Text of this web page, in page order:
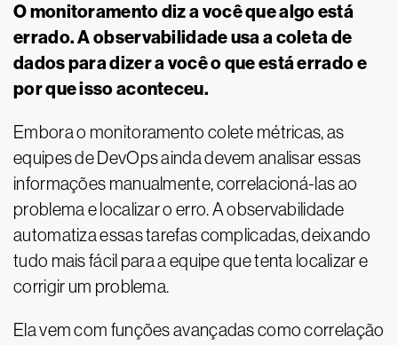
O monitoramento diz a você que algo está
errado. A observabilidade usa a coleta de
dados para dizer a você o que está errado e
por que isso aconteceu.
Embora o monitoramento colete métricas, as
equipes de DevOps ainda devem analisar essas
informações manualmente, correlacioná-las ao
problema e localizar o erro. A observabilidade
automatiza essas tarefas complicadas, deixando
tudo mais fácil para a equipe que tenta localizar e
corrigir um problema.
Ela vem com funções avançadas como correlação